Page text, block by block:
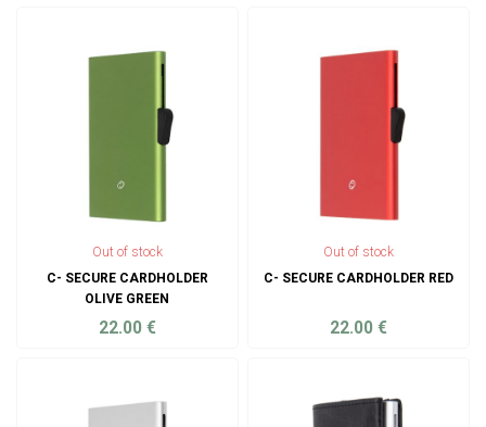
Out of stock
C- SECURE CARDHOLDER
OLIVE GREEN
22.00 €
Out of stock
C- SECURE CARDHOLDER RED
22.00€